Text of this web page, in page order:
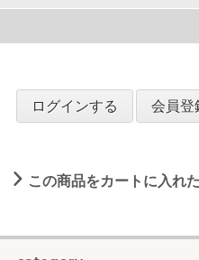
ログインする 会員登
この商品をカートに入れ